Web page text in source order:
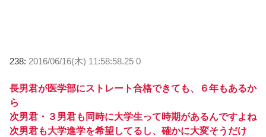
238: 2016/06/16(木) 11:58:58.25 0
長男君が医学部にストレート合格できても、６年もあるか
ら
次男君・３男君も同時に大学生って時期があるんですよね
次男君も大学進学を希望してるし、確かに大変そうだけ